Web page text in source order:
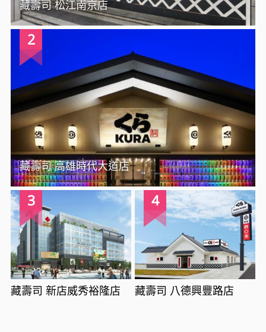
藏壽司 松江南京店
2
藏壽司 高雄時代大道店
3
藏壽司 新店威秀裕隆店
4
藏壽司 八德興豐路店